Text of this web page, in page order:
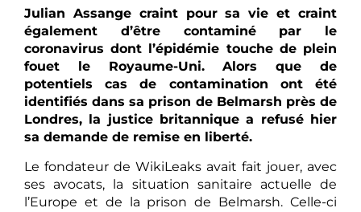
Julian Assange craint pour sa vie et craint
également d’être contaminé par le
coronavirus dont l’épidémie touche de plein
fouet le Royaume-Uni. Alors que de
potentiels cas de contamination ont été
identifiés dans sa prison de Belmarsh près de
Londres, la justice britannique a refusé hier
sa demande de remise en liberté.
Le fondateur de WikiLeaks avait fait jouer, avec
ses avocats, la situation sanitaire actuelle de
l’Europe et de la prison de Belmarsh. Celle-ci